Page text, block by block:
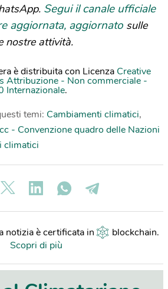
Segui il canale ufficiale
aggiornata, aggiornato sulle
nostre attività.
è distribuita con Licenza Creative
Attribuzione - Non commerciale -
Internazionale.
temi: Cambiamenti climatici,
- Convenzione quadro delle Nazioni
climatici
notizia è certificata in blockchain.
Scopri di più